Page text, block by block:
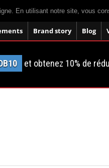
En utilisant notre site, vous
Brand story Blog
et obtenez 10% de